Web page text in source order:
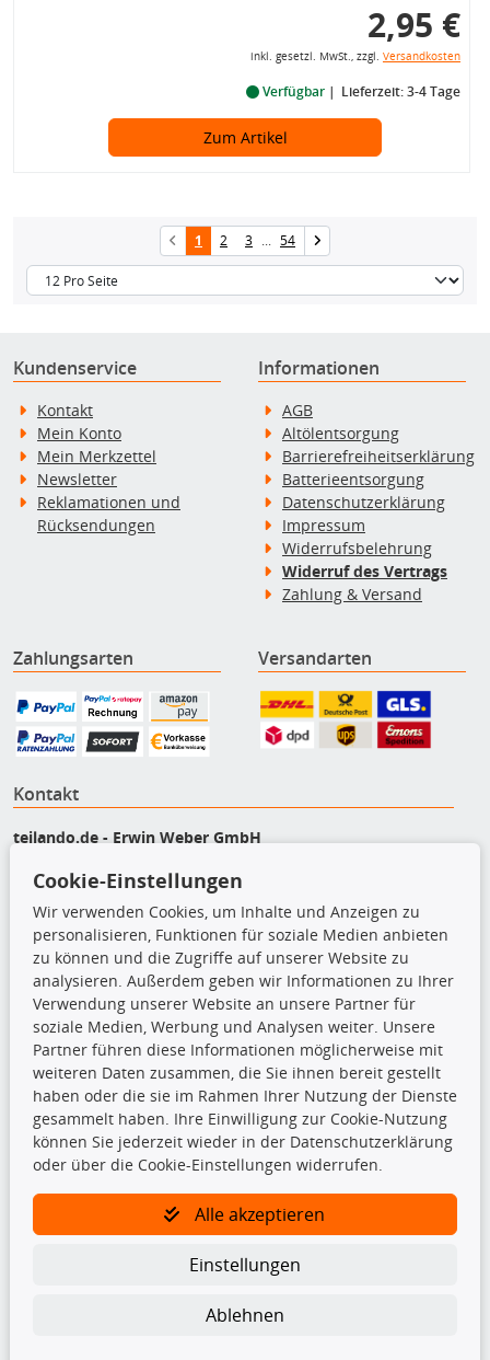
2,95 €
inkl. gesetzl. MwSt., zzgl. Versandkosten
Verfügbar Lieferzeit: 3-4 Tage
Zum Artikel
1 2 3 ... 54
Kundenservice
Kontakt
Mein Konto
Mein Merkzettel
Newsletter
Reklamationen und
Rücksendungen
Informationen
AGB
Altölentsorgung
Barrierefreiheitserklärung
Batterieentsorgung
Datenschutzerklärung
Impressum
Widerrufsbelehrung
Widerruf des Vertrags
Zahlung & Versand
Zahlungsarten Versandarten
Kontakt
teilando.de - Erwin Weber GmbH
85376 Hetzenhausen
+49 (0) 8165 / 5093200
shop@teilando.de
Top Produkte
Beleuchtung
Bremsbeläge
Bremsscheiben
Kupplungssatz
Querlenker
Radlager
Stoßdämpfer
TecDoc Inside
Cookie-Einstellungen
Wir verwenden Cookies, um Inhalte und Anzeigen zu
personalisieren, Funktionen für soziale Medien anbieten
zu können und die Zugriffe auf unserer Website zu
analysieren. Außerdem geben wir Informationen zu Ihrer
Verwendung unserer Website an unsere Partner für
soziale Medien, Werbung und Analysen weiter. Unsere
Partner führen diese Informationen möglicherweise mit
weiteren Daten zusammen, die Sie ihnen bereit gestellt
haben oder die sie im Rahmen Ihrer Nutzung der Dienste
gesammelt haben. Ihre Einwilligung zur Cookie-Nutzung
können Sie jederzeit wieder in der Datenschutzerklärung
oder über die Cookie-Einstellungen widerrufen.
Alle akzeptieren
Einstellungen
Ablehnen